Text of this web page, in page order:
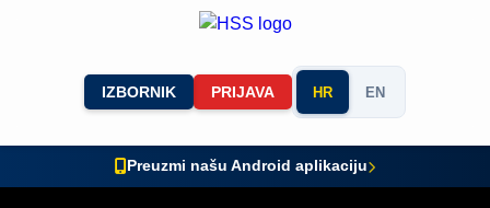
IZBORNIK PRIJAVA HR EN
Preuzmi našu Android aplikaciju